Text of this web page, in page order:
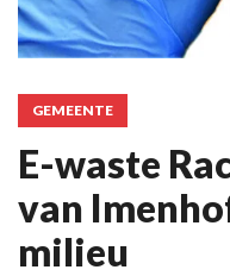
GEMEENTE
E-waste
van
milieu